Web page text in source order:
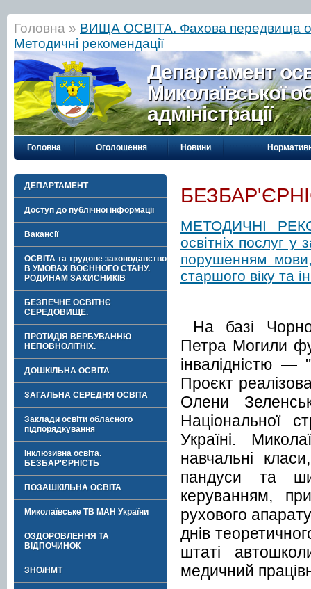
Головна » ВИЩА ОСВІТА. Фахова передвища
Методичні рекомендації
Департамент
Миколаївської
адміністрації
Головна Оголошення Новини
ДЕПАРТАМЕНТ
Доступ до публічної інформації
Вакансії
ОСВІТА та трудове законодавство
В УМОВАХ ВОЄННОГО СТАНУ.
РОДИНАМ ЗАХИСНИКІВ
БЕЗПЕЧНЕ ОСВІТНЄ
СЕРЕДОВИЩЕ.
ПРОТИДІЯ ВЕРБУВАННЮ
НЕПОВНОЛІТНІХ.
ДОШКІЛЬНА ОСВІТА
ЗАГАЛЬНА СЕРЕДНЯ ОСВІТА
Заклади освіти обласного
підпорядкування
Інклюзивна освіта.
БЕЗБАР'ЄРНІСТЬ
ПОЗАШКІЛЬНА ОСВІТА
Миколаївське ТВ МАН України
ОЗДОРОВЛЕННЯ ТА
ВІДПОЧИНОК
ЗНО/НМТ
МЕТОДИЧНІ
освітніх послуг
порушенням мови,
старшого віку та
На базі
Петра Могили
інвалідністю —
Проєкт
Олени
Національної
Україні.
навчальні
пандуси та
керуванням,
рухового
днів
штаті
медичний